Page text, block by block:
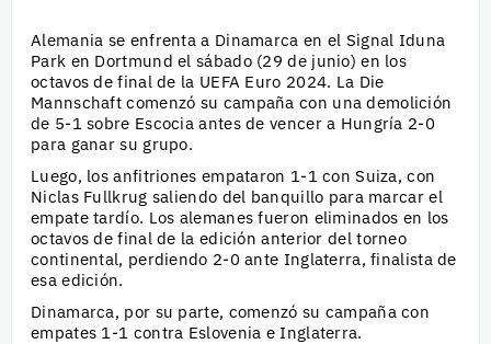
Alemania se enfrenta a Dinamarca en el Signal Iduna
Park en Dortmund el sábado (29 de junio) en los
octavos de final de la UEFA Euro 2024. La Die
Mannschaft comenzó su campaña con una demolición
de 5-1 sobre Escocia antes de vencer a Hungría 2-0
para ganar su grupo.
Luego, los anfitriones empataron 1-1 con Suiza, con
Niclas Fullkrug saliendo del banquillo para marcar el
empate tardío. Los alemanes fueron eliminados en los
octavos de final de la edición anterior del torneo
continental, perdiendo 2-0 ante Inglaterra, finalista de
esa edición.
Dinamarca, por su parte, comenzó su campaña con
empates 1-1 contra Eslovenia e Inglaterra.